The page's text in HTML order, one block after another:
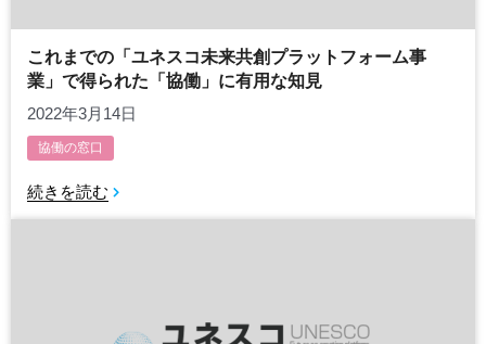
これまでの「ユネスコ未来共創プラットフォーム事
業」で得られた「協働」に有用な知見
2022年3月14日
協働の窓口
続きを読む